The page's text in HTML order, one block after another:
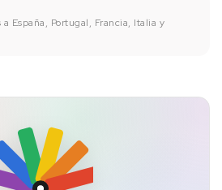
España, Portugal, Francia, Italia y